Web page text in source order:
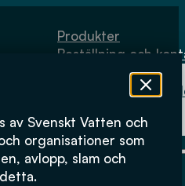
av Svenskt Vatten och
organisationer som
avlopp, slam och
Produkter
Beställning och
Fysiskt lager